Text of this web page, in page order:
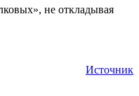
не откладывая
Источник